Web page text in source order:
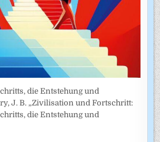
die Entstehung und
J. B. „Zivilisation und Fortschritt:
die Entstehung und